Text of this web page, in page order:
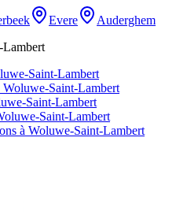
Evere
Auderghem
Lambert
Saint-Lambert
Saint-Lambert
Saint-Lambert
Saint-Lambert
à Woluwe-Saint-Lambert